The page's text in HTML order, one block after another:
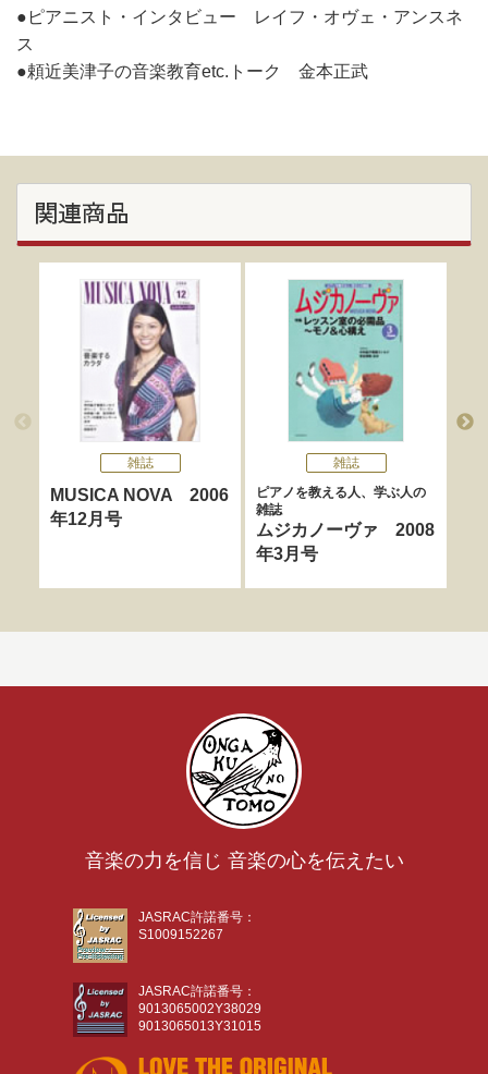
●ピアニスト・インタビュー レイフ・オヴェ・アンスネ
ス
●頼近美津子の音楽教育etc.トーク 金本正武
関連商品
雑誌
MUSICA NOVA 2006
年12月号
雑誌
ピアノを教える人、学ぶ人の
雑誌
ムジカノーヴァ 2008
年3月号
音楽の力を信じ 音楽の心を伝えたい
JASRAC許諾番号：
S1009152267
JASRAC許諾番号：
9013065002Y38029
9013065013Y31015